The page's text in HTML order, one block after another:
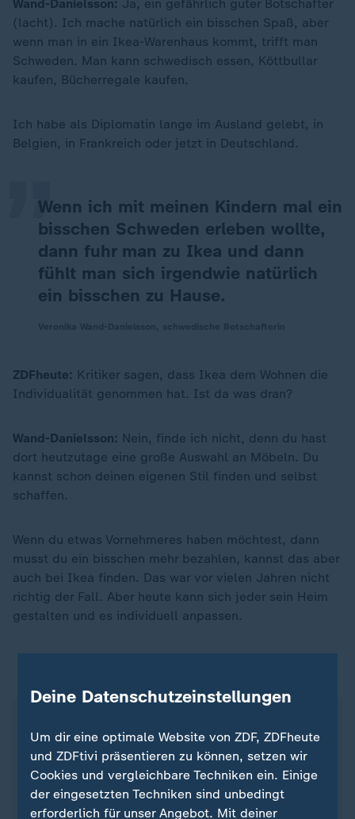
Wand-Danielsson: Ja, ein gefährlich guter Botschafter
(lacht). Ich mache natürlich ein bisschen Spaß, aber
wenn man in ein Ikea-Warenhaus kommt, trifft man
Schweden. Man kann schwedisch essen, Köttbullar
kaufen, Bücherregale kaufen.
Ich habe als Diplomatin lange im Ausland gelebt, in
Belgien, in Frankreich oder jetzt in Deutschland.
Wenn ich mit meinen Kindern mal ein
bisschen Schweden erleben wollte,
dann fuhr man zu Ikea und dann
fühlt man sich irgendwie natürlich
ein bisschen zu Hause.
„
ZDFheute: Kritiker sagen, dass Ikea dem Wohnen die
Individualität genommen hat. Ist da was dran?
Wand-Danielsson: Nein, finde ich nicht, denn du hast
dort heutzutage eine große Auswahl an Möbeln. Du
kannst schon deinen eigenen Stil finden und selbst
schaffen.
Wenn du etwas Vornehmeres haben möchtest, dann
musst du ein bisschen mehr bezahlen, kannst das aber
auch bei Ikea finden. Das war vor vielen Jahren nicht
richtig der Fall. Aber heute kann sich jeder sein Heim
gestalten und es individuell anpassen.
Deine Datenschutzeinstellungen
Um dir eine optimale Website von ZDF, ZDFheute
und ZDFtivi präsentieren zu können, setzen wir
Cookies und vergleichbare Techniken ein. Einige
der eingesetzten Techniken sind unbedingt
erforderlich für unser Angebot. Mit deiner